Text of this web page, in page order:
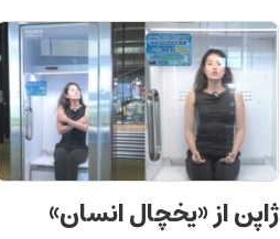
ژاپن از «یخچال انسان»